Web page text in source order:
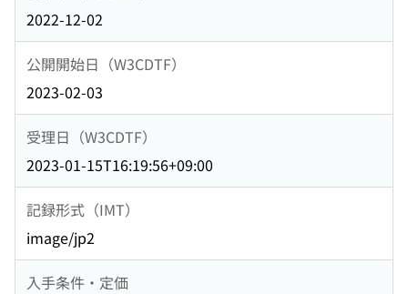
2022-12-02
公開開始日（W3CDTF）
2023-02-03
受理日（W3CDTF）
2023-01-15T16:19:56+09:00
記録形式（IMT）
image/jp2
入手条件・定価